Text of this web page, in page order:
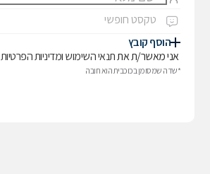
הוסף קובץ
אני מאשר/ת אתתנאי השימושומדיניות הפרטיות
*שדה שמסומן בכוכבית הוא חובה